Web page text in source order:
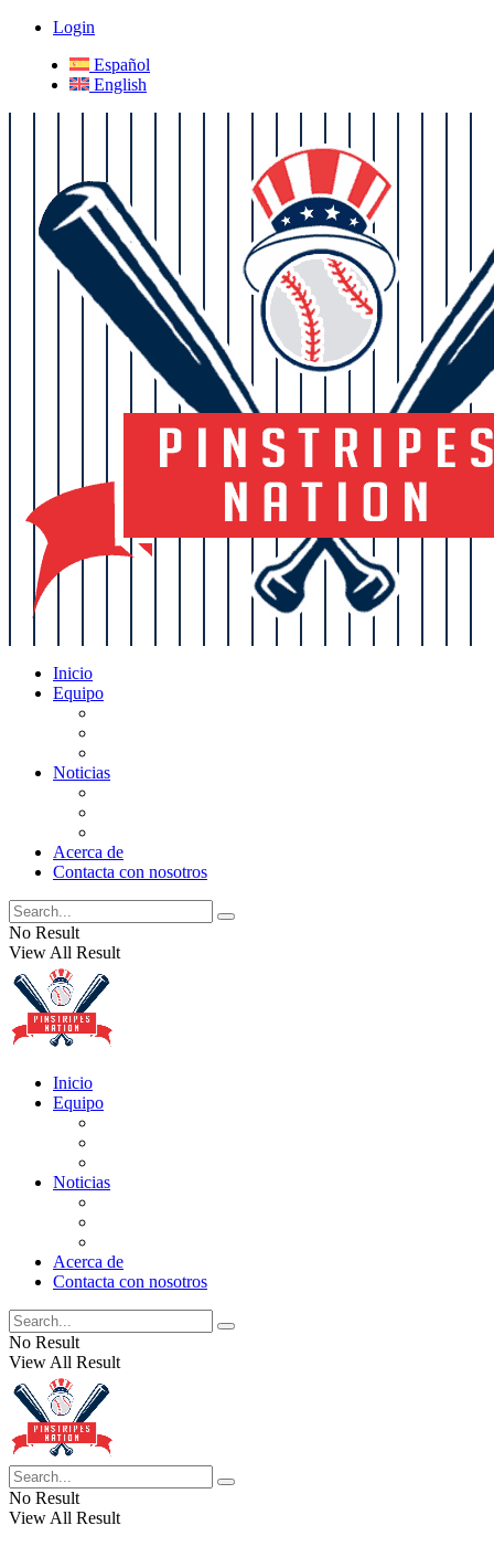
Login
Español
English
Inicio
Equipo
Noticias
Acerca de
Contacta con nosotros
No Result
View All Result
Inicio
Equipo
Noticias
Acerca de
Contacta con nosotros
No Result
View All Result
No Result
View All Result